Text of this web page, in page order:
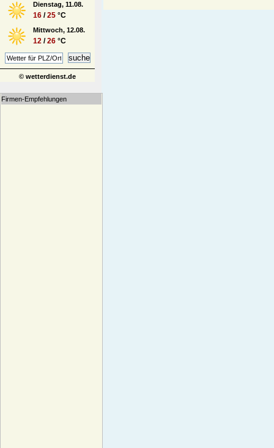
Dienstag, 11.08.
16 /25 °C
Mittwoch, 12.08.
12 /26 °C
© wetterdienst.de
Firmen-Empfehlungen